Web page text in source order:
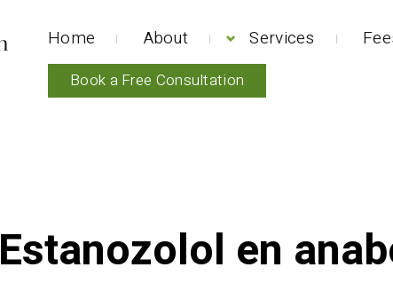
Home About Services
Book a Free Consultation
Estanozolol en